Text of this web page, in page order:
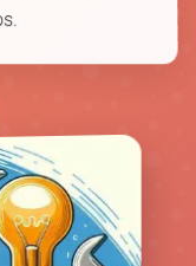
🚪
🛡️